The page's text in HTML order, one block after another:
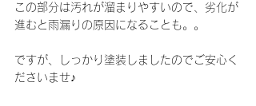
この部分は汚れが溜まりやすいので、劣化が
進むと雨漏りの原因になることも。。
ですが、しっかり塗装しましたのでご安心く
ださいませ♪